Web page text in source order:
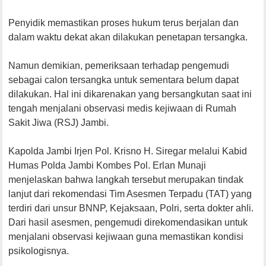
Penyidik memastikan proses hukum terus berjalan dan
dalam waktu dekat akan dilakukan penetapan tersangka.
Namun demikian, pemeriksaan terhadap pengemudi
sebagai calon tersangka untuk sementara belum dapat
dilakukan. Hal ini dikarenakan yang bersangkutan saat ini
tengah menjalani observasi medis kejiwaan di Rumah
Sakit Jiwa (RSJ) Jambi.
Kapolda Jambi Irjen Pol. Krisno H. Siregar melalui Kabid
Humas Polda Jambi Kombes Pol. Erlan Munaji
menjelaskan bahwa langkah tersebut merupakan tindak
lanjut dari rekomendasi Tim Asesmen Terpadu (TAT) yang
terdiri dari unsur BNNP, Kejaksaan, Polri, serta dokter ahli.
Dari hasil asesmen, pengemudi direkomendasikan untuk
menjalani observasi kejiwaan guna memastikan kondisi
psikologisnya.